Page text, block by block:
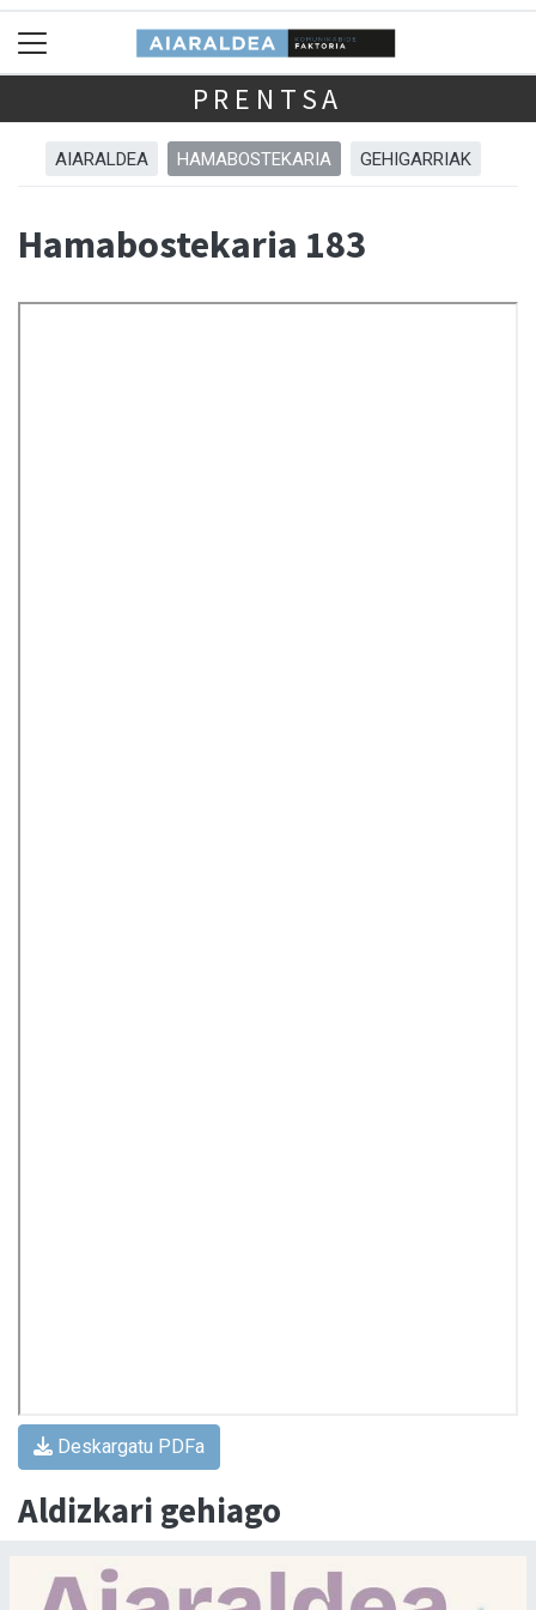
PRENTSA
AIARALDEA HAMABOSTEKARIA GEHIGARRIAK
Hamabostekaria 183
Deskargatu PDFa
Aldizkari gehiago